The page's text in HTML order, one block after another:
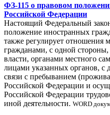
ФЗ-115 о правовом
Российской Федерации
Настоящий Федеральный
положение иностранных
также регулирует отношения
гражданами, с одной
власти, органами местного
лицами указанных органов, с
связи с пребыванием
Российской Федерации и
Российской Федерации
иной деятельности. WORD